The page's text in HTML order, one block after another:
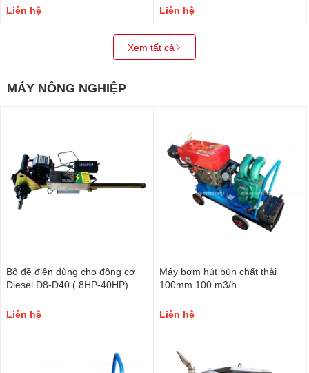
Liên hệ Liên hệ
Xem tất cả
MÁY NÔNG NGHIỆP
Bộ đề điện dùng cho động cơ
Diesel D8-D40 ( 8HP-40HP)
Liên hệ
Máy bơm hút bùn chất thải
100mm 100 m3/h
Liên hệ